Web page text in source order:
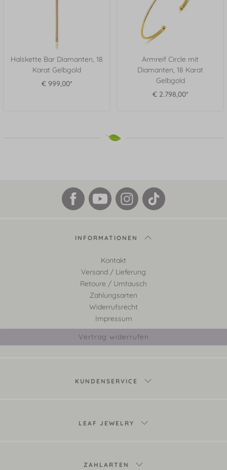
Halskette Bar Diamanten, 18
Karat Gelbgold
€ 999,00*
Armreif Circle mit
Diamanten, 18 Karat
Gelbgold
€ 2.798,00*
INFORMATIONEN
Kontakt
Versand / Lieferung
Retoure / Umtausch
Zahlungsarten
Widerrufsrecht
Impressum
Vertrag widerrufen
KUNDENSERVICE
LEAF JEWELRY
ZAHLARTEN